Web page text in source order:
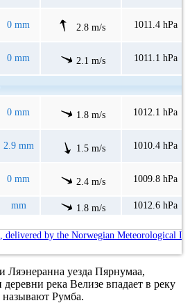
0 mm 2.8 m/s 1011.4 hPa
0 mm 2.1 m/s 1011.1 hPa
0 mm 1.8 m/s 1012.1 hPa
2.9 mm 1.5 m/s 1010.4 hPa
0 mm 2.4 m/s 1009.8 hPa
mm 1.8 m/s 1012.6 hPa
delivered by the Norwegian Meteorological
Ляэнеранна уезда Пярнумаа,
река Велизе впадает в реку
называют Румба.